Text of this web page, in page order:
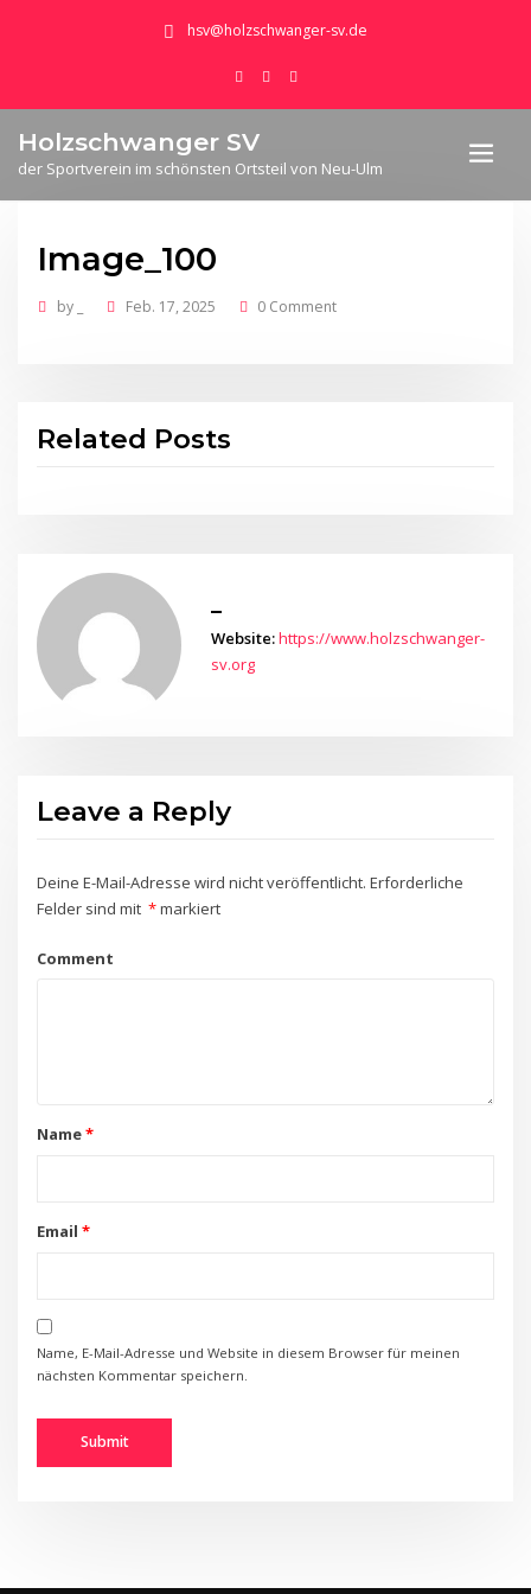
hsv@holzschwanger-sv.de
Holzschwanger SV
der Sportverein im schönsten Ortsteil von Neu-Ulm
Image_100
by Feb. 17, 2025 0 Comment
Related Posts
Website:https://www.holzschwanger-
sv.org
Leave a Reply
Deine E-Mail-Adresse wird nicht veröffentlicht. Erforderliche
Felder sind mit *markiert
Comment
Name*
Email *
Name, E-Mail-Adresse und Website in diesem Browser für meinen
nächsten Kommentar speichern.